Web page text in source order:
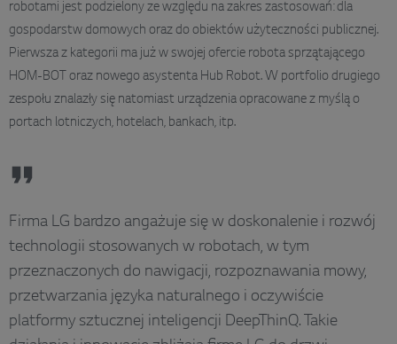
robotami jest podzielony ze względu na zakres zastosowań: dla
gospodarstw domowych oraz do obiektów użyteczności publicznej.
Pierwsza z kategorii ma już w swojej ofercie robota sprzątającego
HOM-BOT oraz nowego asystenta Hub Robot. W portfolio drugiego
zespołu znalazły się natomiast urządzenia opracowane z myślą o
portach lotniczych, hotelach, bankach, itp.
Firma LG bardzo angażuje się w doskonalenie i rozwój
technologii stosowanych w robotach, w tym
przeznaczonych do nawigacji, rozpoznawania mowy,
przetwarzania języka naturalnego i oczywiście
platformy sztucznej inteligencji DeepThinQ. Takie